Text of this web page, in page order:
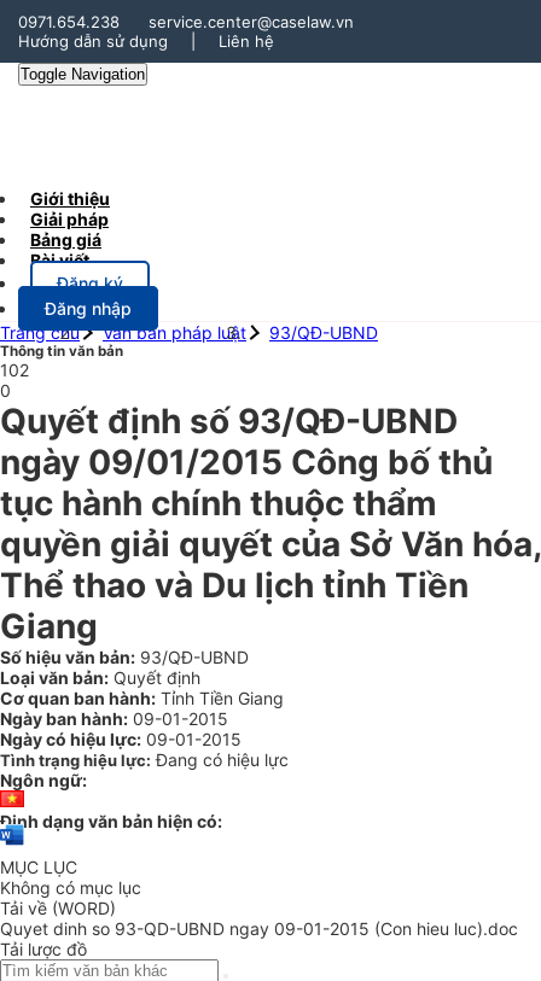
0971.654.238
service.center@caselaw.vn
Hướng dẫn sử dụng
Liên hệ
Toggle Navigation
Giới thiệu
Giải pháp
Bảng giá
Bài viết
Đăng ký
Đăng nhập
Trang chủ
Văn bản pháp luật 93/QĐ-UBND
Thông tin văn bản
102
0
Quyết định số 93/QĐ-UBND
ngày 09/01/2015 Công bố thủ
tục hành chính thuộc thẩm
quyền giải quyết của Sở Văn hóa,
Thể thao và Du lịch tỉnh Tiền
Giang
Số hiệu văn bản: 93/QĐ-UBND
Loại văn bản: Quyết định
Cơ quan ban hành: Tỉnh Tiền Giang
Ngày ban hành: 09-01-2015
Ngày có hiệu lực: 09-01-2015
Tình trạng hiệu lực: Đang có hiệu lực
Ngôn ngữ:
Định dạng văn bản hiện có:
MỤC LỤC
Không có mục lục
Tải về (WORD)
Quyet dinh so 93-QD-UBND ngay 09-01-2015 (Con hieu luc).doc
Tải lược đồ